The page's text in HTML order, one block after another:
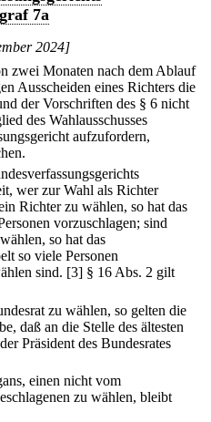
7a
2024]
zwei Monaten nach dem Ablauf
Ausscheiden eines Richters die
der Vorschriften des § 6 nicht
des Wahlausschusses
aufzufordern,
wer zur Wahl als Richter
Richter zu wählen, so hat das
vorzuschlagen; sind
so hat das
so viele Personen
sind. [3] § 16 Abs. 2 gilt
zu wählen, so gelten die
daß an die Stelle des ältesten
Präsident des Bundesrates
einen nicht vom
zu wählen, bleibt